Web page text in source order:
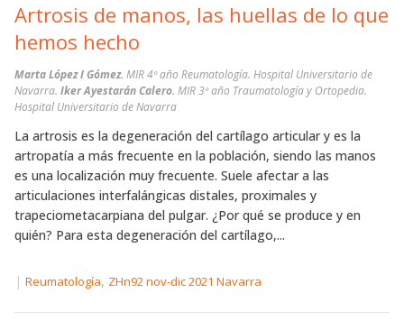
Artrosis de manos, las huellas de lo que
hemos hecho
Marta López I Gómez. MIR 4º año Reumatología. Hospital Universitario de
Navarra. Iker Ayestarán Calero. MIR 3º año Traumatología y Ortopedia.
Hospital Universitario de Navarra
La artrosis es la degeneración del cartílago articular y es la
artropatía a más frecuente en la población, siendo las manos
es una localización muy frecuente. Suele afectar a las
articulaciones interfalángicas distales, proximales y
trapeciometacarpiana del pulgar. ¿Por qué se produce y en
quién? Para esta degeneración del cartílago,...
| Reumatología, ZHn92 nov-dic 2021 Navarra